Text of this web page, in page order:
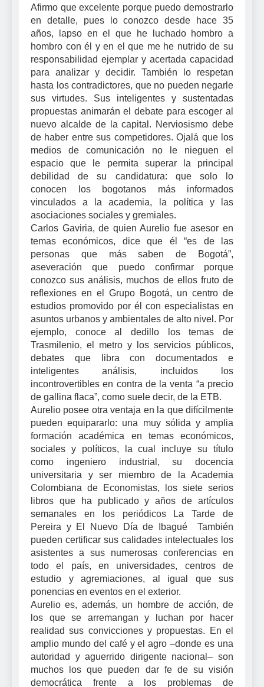
Afirmo que excelente porque puedo demostrarlo
en detalle, pues lo conozco desde hace 35
años, lapso en el que he luchado hombro a
hombro con él y en el que me he nutrido de su
responsabilidad ejemplar y acertada capacidad
para analizar y decidir. También lo respetan
hasta los contradictores, que no pueden negarle
sus virtudes. Sus inteligentes y sustentadas
propuestas animarán el debate para escoger al
nuevo alcalde de la capital. Nerviosismo debe
de haber entre sus competidores. Ojalá que los
medios de comunicación no le nieguen el
espacio que le permita superar la principal
debilidad de su candidatura: que solo lo
conocen los bogotanos más informados
vinculados a la academia, la política y las
asociaciones sociales y gremiales.
Carlos Gaviria, de quien Aurelio fue asesor en
temas económicos, dice que él “es de las
personas que más saben de Bogotá”,
aseveración que puedo confirmar porque
conozco sus análisis, muchos de ellos fruto de
reflexiones en el Grupo Bogotá, un centro de
estudios promovido por él con especialistas en
asuntos urbanos y ambientales de alto nivel. Por
ejemplo, conoce al dedillo los temas de
Trasmilenio, el metro y los servicios públicos,
debates que libra con documentados e
inteligentes análisis, incluidos los
incontrovertibles en contra de la venta “a precio
de gallina flaca”, como suele decir, de la ETB.
Aurelio posee otra ventaja en la que difícilmente
pueden equipararlo: una muy sólida y amplia
formación académica en temas económicos,
sociales y políticos, la cual incluye su título
como ingeniero industrial, su docencia
universitaria y ser miembro de la Academia
Colombiana de Economistas, los siete serios
libros que ha publicado y años de artículos
semanales en los periódicos La Tarde de
Pereira y El Nuevo Día de Ibagué También
pueden certificar sus calidades intelectuales los
asistentes a sus numerosas conferencias en
todo el país, en universidades, centros de
estudio y agremiaciones, al igual que sus
ponencias en eventos en el exterior.
Aurelio es, además, un hombre de acción, de
los que se arremangan y luchan por hacer
realidad sus convicciones y propuestas. En el
amplio mundo del café y el agro –donde es una
autoridad y aguerrido dirigente nacional– son
muchos los que pueden dar fe de su visión
democrática frente a los problemas de